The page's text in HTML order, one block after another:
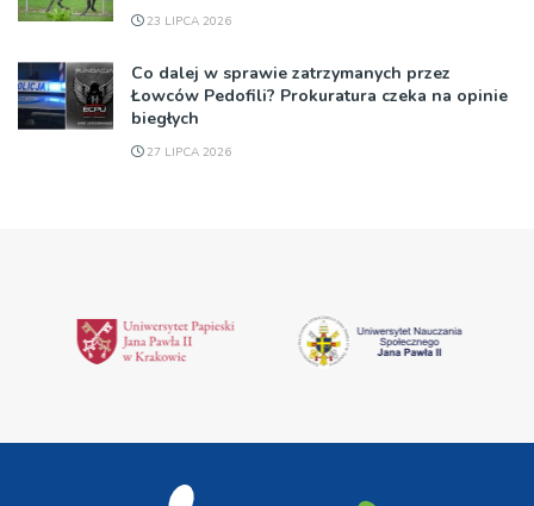
23 LIPCA 2026
Co dalej w sprawie zatrzymanych przez
Łowców Pedofili? Prokuratura czeka na opinie
biegłych
27 LIPCA 2026